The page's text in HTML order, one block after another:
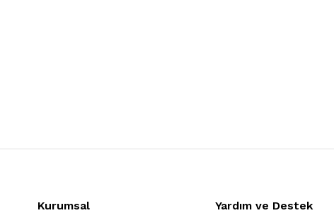
Kurumsal Yardım ve Destek